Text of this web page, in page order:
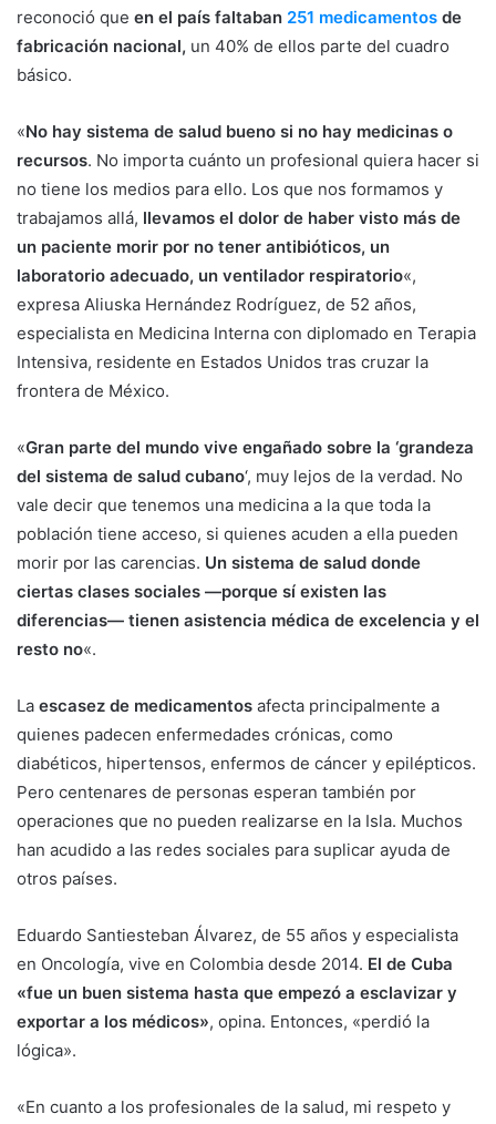
reconoció que en el país faltaban 251 medicamentos de
fabricación nacional, un 40% de ellos parte del cuadro
básico.
«No hay sistema de salud bueno si no hay medicinas o
recursos. No importa cuánto un profesional quiera hacer si
no tiene los medios para ello. Los que nos formamos y
trabajamos allá, llevamos el dolor de haber visto más de
un paciente morir por no tener antibióticos, un
laboratorio adecuado, un ventilador respiratorio«,
expresa Aliuska Hernández Rodríguez, de 52 años,
especialista en Medicina Interna con diplomado en Terapia
Intensiva, residente en Estados Unidos tras cruzar la
frontera de México.
«Gran parte del mundo vive engañado sobre la ‘grandeza
del sistema de salud cubano‘, muy lejos de la verdad. No
vale decir que tenemos una medicina a la que toda la
población tiene acceso, si quienes acuden a ella pueden
morir por las carencias. Un sistema de salud donde
ciertas clases sociales —porque sí existen las
diferencias— tienen asistencia médica de excelencia y el
resto no«.
La escasez de medicamentos afecta principalmente a
quienes padecen enfermedades crónicas, como
diabéticos, hipertensos, enfermos de cáncer y epilépticos.
Pero centenares de personas esperan también por
operaciones que no pueden realizarse en la Isla. Muchos
han acudido a las redes sociales para suplicar ayuda de
otros países.
Eduardo Santiesteban Álvarez, de 55 años y especialista
en Oncología, vive en Colombia desde 2014. El de Cuba
«fue un buen sistema hasta que empezó a esclavizar y
exportar a los médicos», opina. Entonces, «perdió la
lógica».
«En cuanto a los profesionales de la salud, mi respeto y